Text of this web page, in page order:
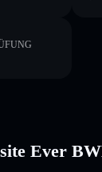
Ever